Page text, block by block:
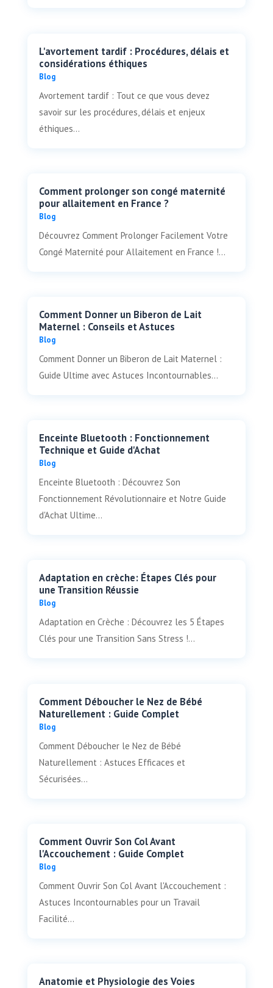
L'avortement tardif : Procédures, délais et
considérations éthiques
Blog
Avortement tardif : Tout ce que vous devez
savoir sur les procédures, délais et enjeux
éthiques...
Comment prolonger son congé maternité
pour allaitement en France ?
Blog
Découvrez Comment Prolonger Facilement Votre
Congé Maternité pour Allaitement en France !...
Comment Donner un Biberon de Lait
Maternel : Conseils et Astuces
Blog
Comment Donner un Biberon de Lait Maternel :
Guide Ultime avec Astuces Incontournables...
Enceinte Bluetooth : Fonctionnement
Technique et Guide d'Achat
Blog
Enceinte Bluetooth : Découvrez Son
Fonctionnement Révolutionnaire et Notre Guide
d'Achat Ultime...
Adaptation en crèche: Étapes Clés pour
une Transition Réussie
Blog
Adaptation en Crèche : Découvrez les 5 Étapes
Clés pour une Transition Sans Stress !...
Comment Déboucher le Nez de Bébé
Naturellement : Guide Complet
Blog
Comment Déboucher le Nez de Bébé
Naturellement : Astuces Efficaces et
Sécurisées...
Comment Ouvrir Son Col Avant
l'Accouchement : Guide Complet
Blog
Comment Ouvrir Son Col Avant l'Accouchement :
Astuces Incontournables pour un Travail
Facilité...
Anatomie et Physiologie des Voies